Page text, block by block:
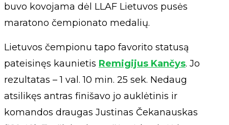
buvo kovojama dėl LLAF Lietuvos pusės
maratono čempionato medalių.
Lietuvos čempionu tapo favorito statusą
pateisinęs kaunietis Remigijus Kančys. Jo
rezultatas – 1 val. 10 min. 25 sek. Nedaug
atsilikęs antras finišavo jo auklėtinis ir
komandos draugas Justinas Čekanauskas